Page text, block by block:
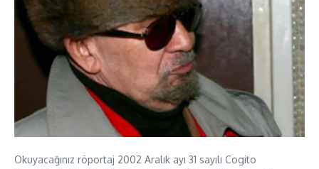
Okuyacağınız röportaj 2002 Aralık ayı 31 sayılı Cogito